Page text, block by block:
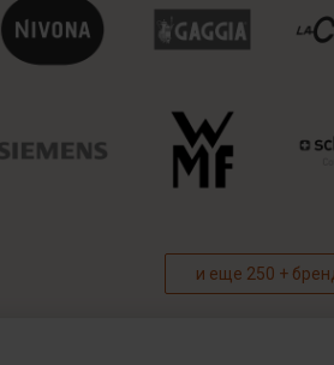
и еще 250 +